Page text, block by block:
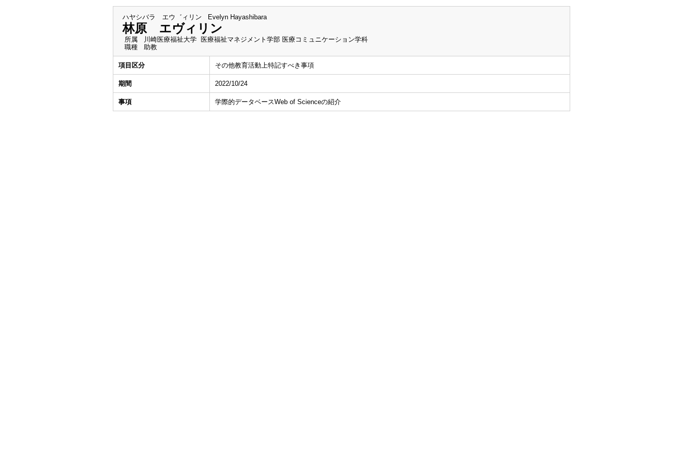
ハヤシバラ エウ゛ィリン Evelyn Hayashibara
林原 エヴィリン
所属
川崎医療福祉大学 医療福祉マネジメント学部 医療コミュニケーション学科
職種
助教
項目区分 その他教育活動上特記すべき事項
期間 2022/10/24
事項 学際的データベースWeb of Scienceの紹介